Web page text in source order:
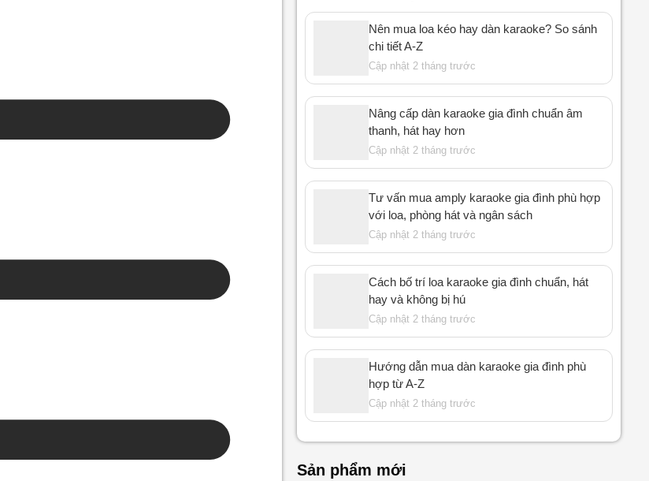
Nên mua loa kéo hay dàn karaoke? So sánh
chi tiết A-Z
Cập nhật 2 tháng trước
Nâng cấp dàn karaoke gia đình chuẩn âm
thanh, hát hay hơn
Cập nhật 2 tháng trước
Tư vấn mua amply karaoke gia đình phù hợp
với loa, phòng hát và ngân sách
Cập nhật 2 tháng trước
Cách bố trí loa karaoke gia đình chuẩn, hát
hay và không bị hú
Cập nhật 2 tháng trước
Hướng dẫn mua dàn karaoke gia đình phù
hợp từ A-Z
Cập nhật 2 tháng trước
Sản phẩm mới